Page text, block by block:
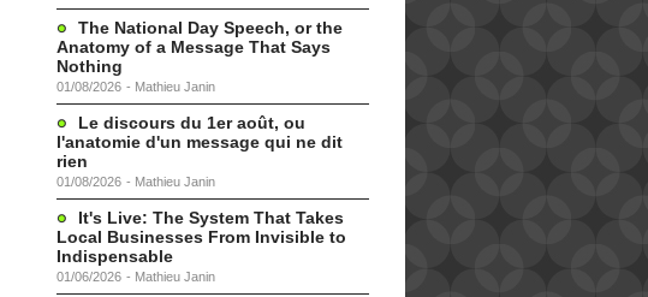
The National Day Speech, or the
Anatomy of a Message That Says
Nothing
01/08/2026 - Mathieu Janin
Le discours du 1er août, ou
l'anatomie d'un message qui ne dit
rien
01/08/2026 - Mathieu Janin
It's Live: The System That Takes
Local Businesses From Invisible to
Indispensable
01/06/2026 - Mathieu Janin